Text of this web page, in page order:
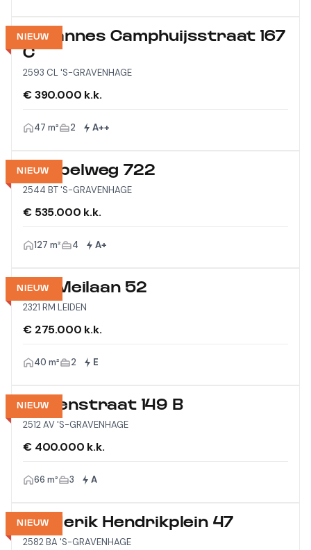
NIEUW
Johannes Camphuijsstraat 167
C
2593 CL 'S-GRAVENHAGE
€ 390.000 k.k.
47 m² 2 A++
NIEUW
Meppelweg 722
2544 BT 'S-GRAVENHAGE
€ 535.000 k.k.
127 m² 4 A+
NIEUW
Vijf Meilaan 52
2321 RM LEIDEN
€ 275.000 k.k.
40 m² 2 E
NIEUW
Wagenstraat 149 B
2512 AV 'S-GRAVENHAGE
€ 400.000 k.k.
66 m² 3 A
NIEUW
Frederik Hendrikplein 47
2582 BA 'S-GRAVENHAGE